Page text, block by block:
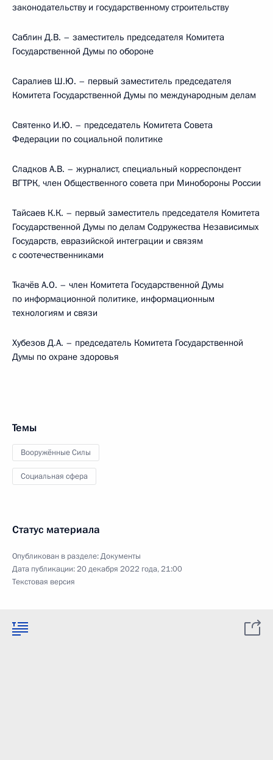
законодательству и государственному строительству
Саблин Д.В. – заместитель председателя Комитета
Государственной Думы по обороне
Саралиев Ш.Ю. – первый заместитель председателя
Комитета Государственной Думы по международным делам
Святенко И.Ю. – председатель Комитета Совета
Федерации по социальной политике
Сладков А.В. – журналист, специальный корреспондент
ВГТРК, член Общественного совета при Минобороны России
Тайсаев К.К. – первый заместитель председателя Комитета
Государственной Думы по делам Содружества Независимых
Государств, евразийской интеграции и связям
с соотечественниками
Ткачёв А.О. – член Комитета Государственной Думы
по информационной политике, информационным
технологиям и связи
Хубезов Д.А. – председатель Комитета Государственной
Думы по охране здоровья
Темы
Вооружённые Силы
Социальная сфера
Статус материала
Опубликован в разделе:Документы
Дата публикации:20 декабря 2022 года, 21:00
Текстовая версия